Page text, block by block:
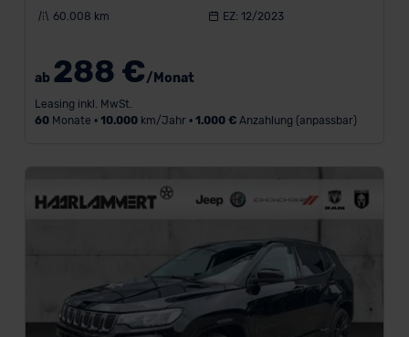
60.008 km
EZ: 12/2023
ab 288 €/Monat
Leasing inkl. MwSt.
60Monate • 10.000km/Jahr • 1.000 €Anzahlung (anpassbar)